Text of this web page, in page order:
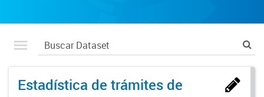
Estadística de trámites de